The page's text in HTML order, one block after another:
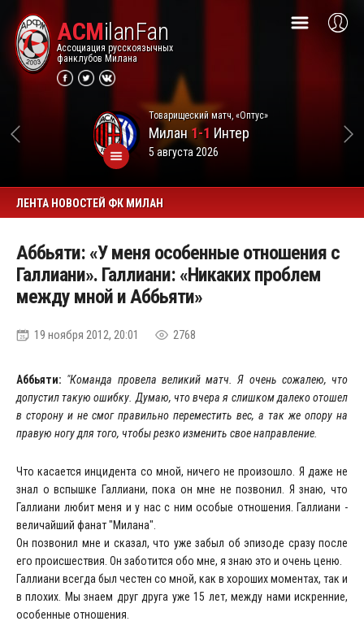
ACMilanFan
Ассоциация русскоязычных
фанклубов Милана
Товарищеский матч, «Оптус»
Милан1-1 Интер
5 августа 2026
ЛЕНТА НОВОСТЕЙ ФК МИЛАН
Аббьяти: «У меня особенные отношения с
Галлиани». Галлиани: «Никаких проблем
между мной и Аббьяти»
19 ноября 2012, 20:01 2768
Аббьяти: "Команда провела великий матч. Я очень сожалею, что
допустил такую ошибку. Думаю, что вчера я слишком далеко отошел
в сторону и не смог правильно переместить вес, а так же опору на
правую ногу для того, чтобы резко изменить свое направление.
Что касается инцидента со мной, ничего не произошло. Я даже не
знал о вспышке Галлиани, пока он мне не позвонил. Я знаю, что
Галлиани любит меня и у нас с ним особые отношения. Галлиани -
величайший фанат "Милана".
Он позвонил мне и сказал, что уже забыл об эпизоде сразу после
его происшествия. Он заботится обо мне, я знаю это и очень ценю.
Галлиани всегда был честен со мной, как в хороших моментах, так и
в плохих. Мы знаем друг друга уже 15 лет, между нами искренние,
особенные отношения.